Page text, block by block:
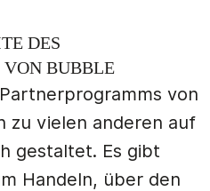
DES
VON BUBBLE
von
zu vielen anderen auf
gestaltet. Es gibt
Handeln, über den